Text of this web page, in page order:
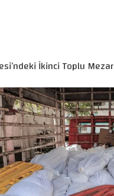
İkinci Toplu Mezar